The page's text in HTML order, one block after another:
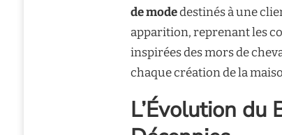
de modedestinés à une
apparition, reprenant les
inspirées des mors de
chaque création de la
L’Évolution du